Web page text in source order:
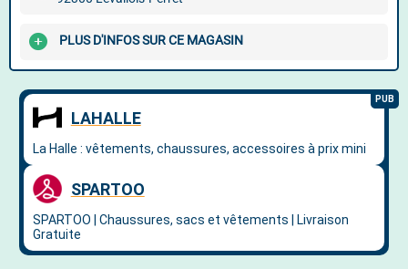
PLUS D'INFOS SUR CE MAGASIN